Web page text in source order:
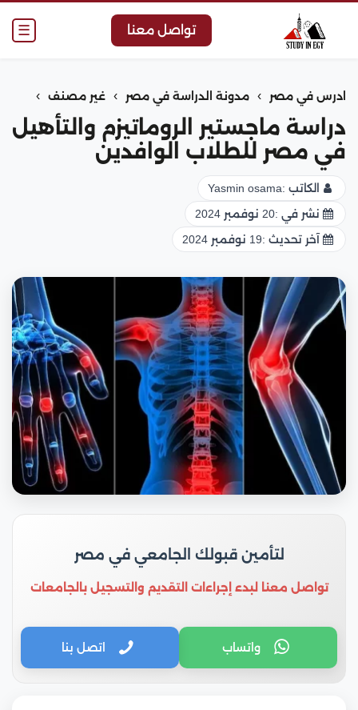
☰ تواصل معنا
ادرس في مصر › مدونة الدراسة في مصر › غير مصنف ›
دراسة ماجستير الروماتيزم والتأهيل
في مصر للطلاب الوافدين
الكاتب :Yasmin osama
نشر في :20 نوفمبر 2024
آخر تحديث :19 نوفمبر 2024
لتأمين قبولك الجامعي في مصر
تواصل معنا لبدء إجراءات التقديم والتسجيل بالجامعات
واتساب اتصل بنا